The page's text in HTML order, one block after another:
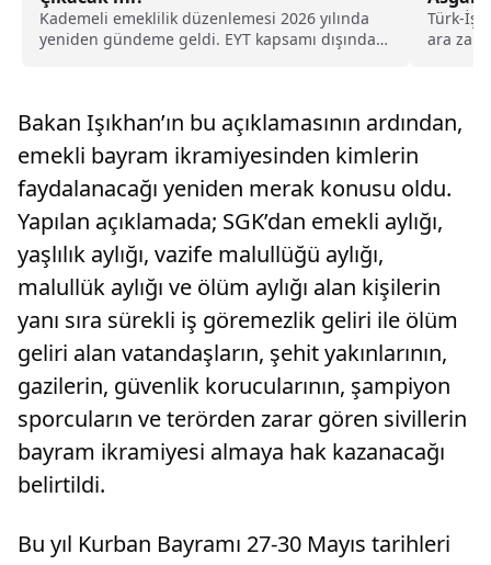
Kademeli emeklilik düzenlemesi 2026 yılında
yeniden gündeme geldi. EYT kapsamı dışında
olmayacağına ilişkin açıklama yaptı.
Türk-İş
ara
Bakan Işıkhan’ın bu açıklamasının ardından,
emekli bayram ikramiyesinden kimlerin
faydalanacağı yeniden merak konusu oldu.
Yapılan açıklamada; SGK’dan emekli aylığı,
yaşlılık aylığı, vazife malullüğü aylığı,
malullük aylığı ve ölüm aylığı alan kişilerin
yanı sıra sürekli iş göremezlik geliri ile ölüm
geliri alan vatandaşların, şehit yakınlarının,
gazilerin, güvenlik korucularının, şampiyon
sporcuların ve terörden zarar gören sivillerin
bayram ikramiyesi almaya hak kazanacağı
belirtildi.
Bu yıl Kurban Bayramı 27-30 Mayıs tarihleri